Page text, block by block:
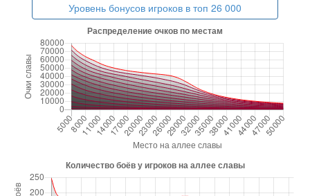
Уровень бонусов игроков в топ 26 000